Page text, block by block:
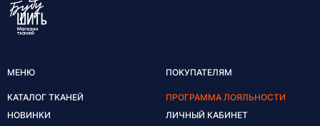
МЕНЮ
КАТАЛОГ ТКАНЕЙ
НОВИНКИ
ПОКУПАТЕЛЯМ
ПРОГРАММА ЛОЯЛЬНОСТИ
ЛИЧНЫЙ КАБИНЕТ